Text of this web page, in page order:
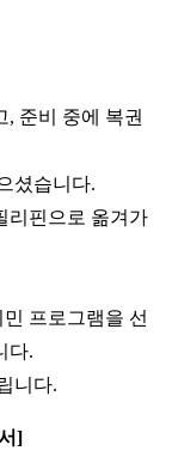
, 준비 중에 복권
셨습니다.
리핀으로 옮겨가
프로그램을 선
다.
니다.
]